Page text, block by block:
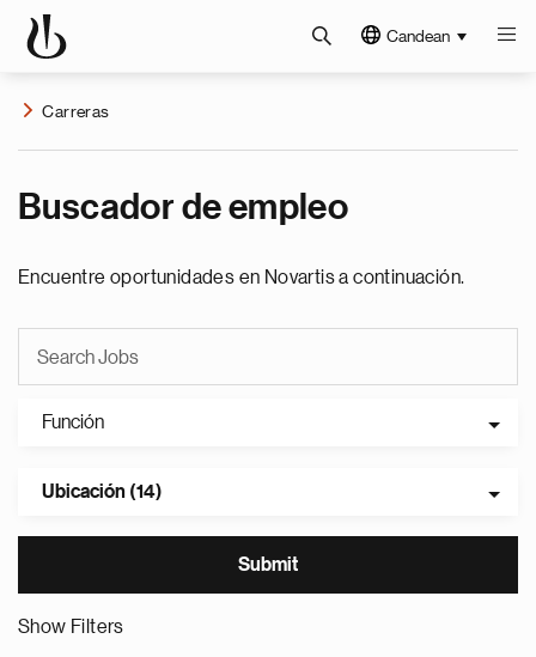
Candean
Carreras
Buscador de empleo
Encuentre oportunidades en Novartis a continuación.
Función
Ubicación (14)
Show Filters